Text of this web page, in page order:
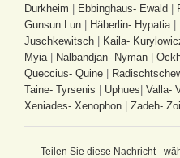
Durkheim
Ebbinghaus- Ewald
Gunsun Lun
Häberlin- Hypatia
Juschkewitsch
Kaila-
Myia
Nalbandjan- Nyman
Queccius- Quine
Taine- Tyrsenis
Uphues Valla-
Xeniades- Xenophon
Zadeh-
Teilen Sie diese Nachricht -